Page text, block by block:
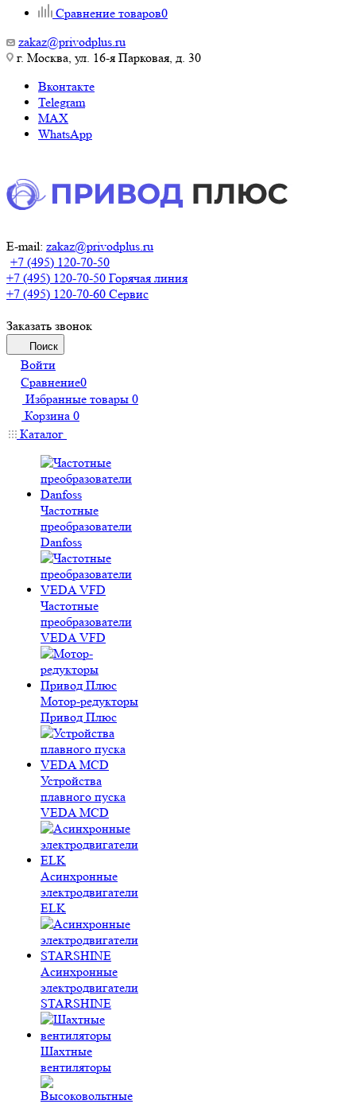
Сравнение товаров0
zakaz@privodplus.ru
г. Москва, ул. 16-я Парковая, д. 30
Вконтакте
Telegram
MAX
WhatsApp
E-mail: zakaz@privodplus.ru
+7 (495) 120-70-50
+7 (495) 120-70-50 Горячая линия
+7 (495) 120-70-60 Сервис
Заказать звонок
Поиск
Войти
Сравнение0
Избранные товары 0
Корзина 0
Каталог
Частотные
преобразователи
Danfoss
Частотные
преобразователи
VEDA VFD
Мотор-редукторы
Привод Плюс
Устройства
плавного пуска
VEDA MCD
Асинхронные
электродвигатели
ELK
Асинхронные
электродвигатели
STARSHINE
Шахтные
вентиляторы